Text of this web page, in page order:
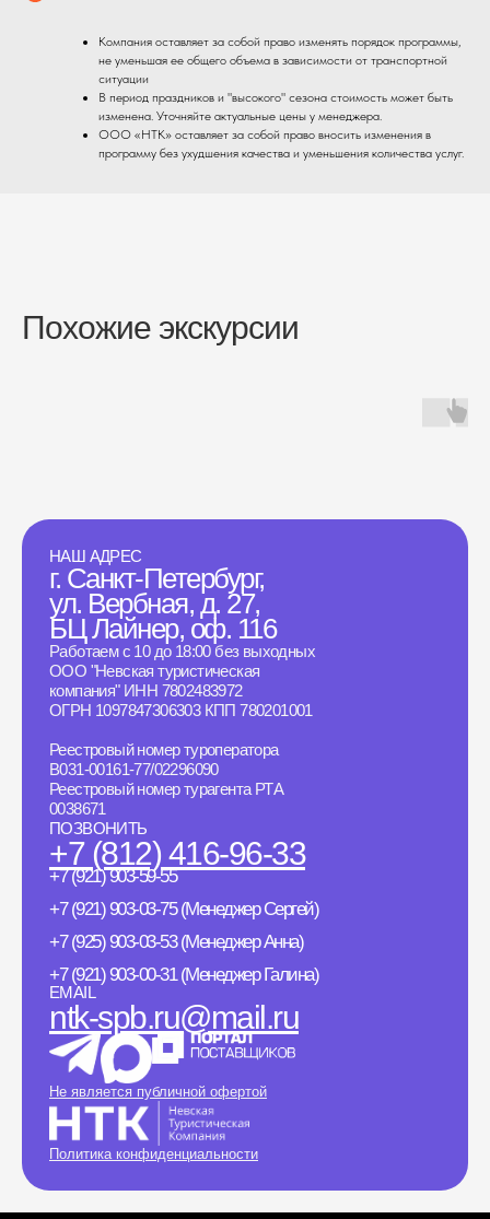
Компания оставляет за собой право изменять порядок программы,
не уменьшая ее общего объема в зависимости от транспортной
ситуации
В период праздников и "высокого" сезона стоимость может быть
изменена. Уточняйте актуальные цены у менеджера.
ООО «НТК» оставляет за собой право вносить изменения в
программу без ухудшения качества и уменьшения количества услуг.
Похожие экскурсии
НАШ АДРЕС
г. Санкт-Петербург,
ул. Вербная, д. 27,
БЦ Лайнер, оф. 116
Работаем с 10 до 18:00 без выходных
ООО "Невская туристическая
компания" ИНН 7802483972
ОГРН 1097847306303 КПП 780201001
Реестровый номер туроператора
B031-00161-77/02296090
Реестровый номер турагента РТА
0038671
ПОЗВОНИТЬ
+7 (812) 416-96-33
+7 (921) 903-59-55
+7 (921) 903-03-75 (Менеджер Сергей)
+7 (925) 903-03-53 (Менеджер Анна)
+7 (921) 903-00-31 (Менеджер Галина)
EMAIL
ntk-spb.ru@mail.ru
Не является публичной офертой
Политика конфиденциальности